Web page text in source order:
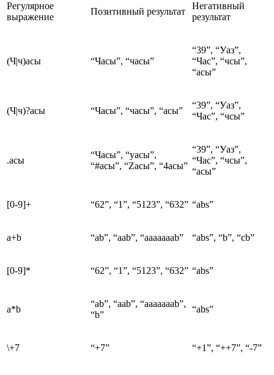
Регулярное
выражение
Позитивный результат
Негативный
результат
(Ч|ч)асы “Часы”, “часы”
“39”, “Уаз”,
“Час”, “чсы”,
“асы”
(Ч|ч)?асы “Часы”, “часы”, “асы”
“39”, “Уаз”,
“Час”, “чсы”
.асы
“Часы”, “уасы”,
“#асы”, “Zасы”, “4асы”
“39”, “Уаз”,
“Час”, “чсы”,
“асы”
[0-9]+ “62”, “1”, “5123”, “632” “abs”
a+b “ab”, “aab”, “aaaaaaab” “abs”, “b”, “cb”
[0-9]* “62”, “1”, “5123”, “632” “abs”
a*b
“ab”, “aab”, “aaaaaaab”,
“b”
“abs”
\+7 “+7” “+1”, “++7”, “-7”